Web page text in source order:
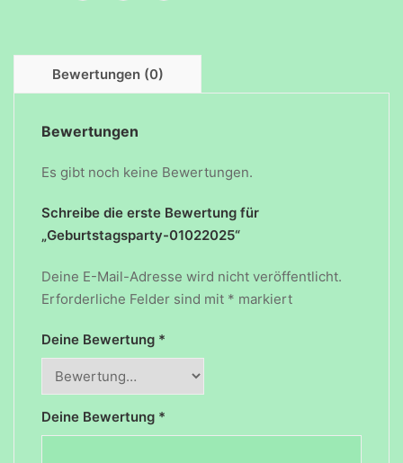
Bewertungen (0)
Bewertungen
Es gibt noch keine Bewertungen.
Schreibe die erste Bewertung für
„Geburtstagsparty-01022025“
Deine E-Mail-Adresse wird nicht veröffentlicht.
Erforderliche Felder sind mit * markiert
Deine Bewertung *
Deine Bewertung *